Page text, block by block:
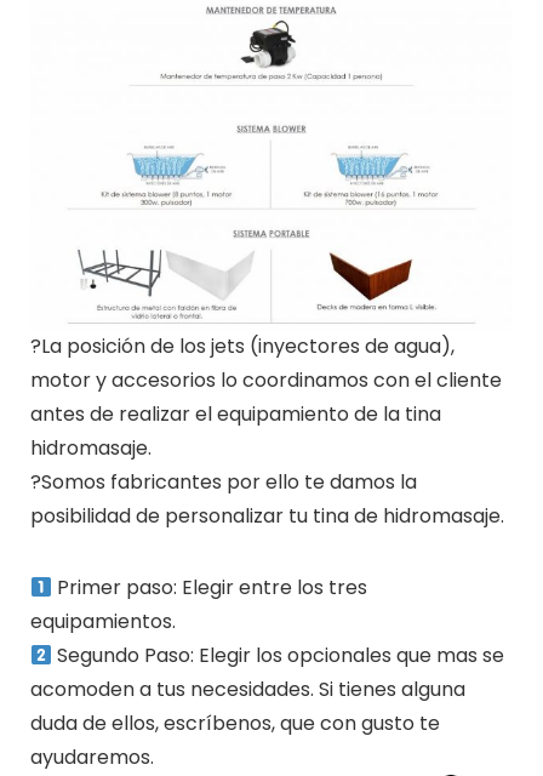
?La posición de los jets (inyectores de agua),
motor y accesorios lo coordinamos con el cliente
antes de realizar el equipamiento de la tina
hidromasaje.
?Somos fabricantes por ello te damos la
posibilidad de personalizar tu tina de hidromasaje.
Primer paso: Elegir entre los tres
equipamientos.
Segundo Paso: Elegir los opcionales que mas se
acomoden a tus necesidades. Si tienes alguna
duda de ellos, escríbenos, que con gusto te
ayudaremos.